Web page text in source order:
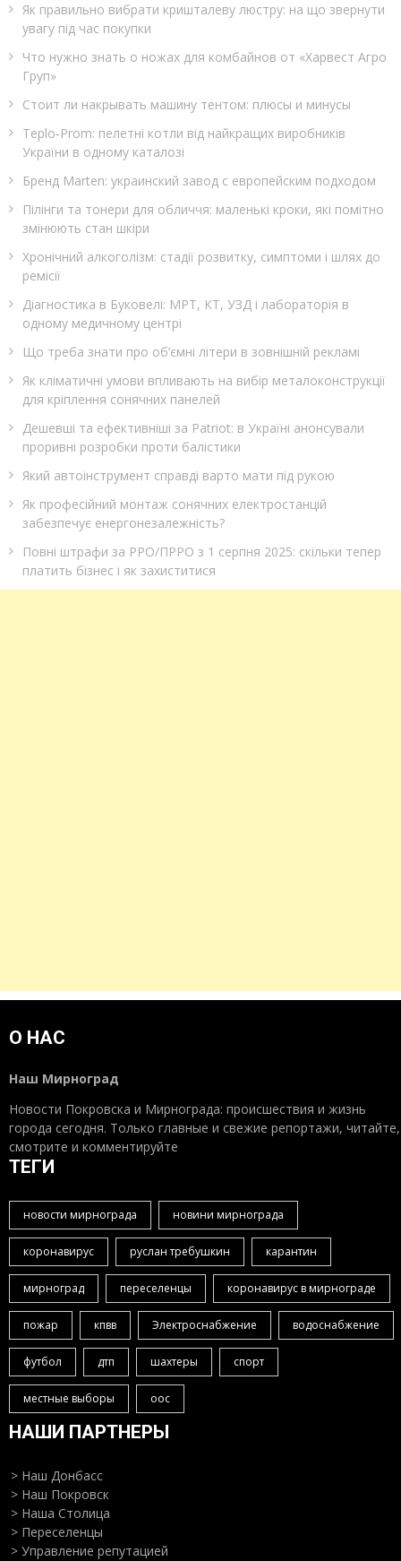
Як правильно вибрати кришталеву люстру: на що звернути
увагу під час покупки
Что нужно знать о ножах для комбайнов от «Харвест Агро
Груп»
Стоит ли накрывать машину тентом: плюсы и минусы
Teplo‑Prom: пелетні котли від найкращих виробників
України в одному каталозі
Бренд Marten: украинский завод с европейским подходом
Пілінги та тонери для обличчя: маленькі кроки, які помітно
змінюють стан шкіри
Хронічний алкоголізм: стадії розвитку, симптоми і шлях до
ремісії
Діагностика в Буковелі: МРТ, КТ, УЗД і лабораторія в
одному медичному центрі
Що треба знати про об’ємні літери в зовнішній рекламі
Як кліматичні умови впливають на вибір металоконструкції
для кріплення сонячних панелей
Дешевші та ефективніші за Patriot: в Україні анонсували
проривні розробки проти балістики
Який автоінструмент справді варто мати під рукою
Як професійний монтаж сонячних електростанцій
забезпечує енергонезалежність?
Повні штрафи за РРО/ПРРО з 1 серпня 2025: скільки тепер
платить бізнес і як захиститися
О НАС
Наш Мирноград
Новости Покровска и Мирнограда: происшествия и жизнь
города сегодня. Только главные и свежие репортажи, читайте,
смотрите и комментируйте
ТЕГИ
новости мирнограда новини мирнограда
коронавирус руслан требушкин карантин
мирноград переселенцы коронавирус в мирнограде
пожар кпвв Электроснабжение водоснабжение
футбол дтп шахтеры спорт
местные выборы оос
НАШИ ПАРТНЕРЫ
> Наш Донбасс
> Наш Покровск
> Наша Столица
> Переселенцы
> Управление репутацией